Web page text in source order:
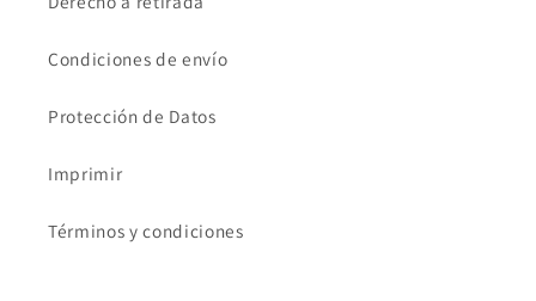
Condiciones de envío
Protección de Datos
Imprimir
Términos y condiciones